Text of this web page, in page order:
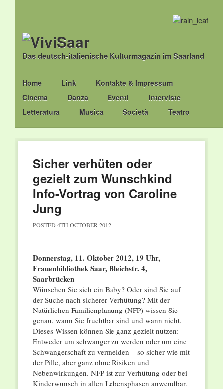
Das deutsch-italienische Kulturmagazin im Saarland
Main menu
Skip
to
content
Home Link
Kontakte & Impressum
Cinema
Danza Eventi
Interviste
Letteratura
Musica Società Teatro
Sicher verhüten oder
gezielt zum Wunschkind
Info-Vortrag von Caroline
Jung
POSTED 4TH OCTOBER 2012
Donnerstag, 11. Oktober 2012, 19 Uhr,
Frauenbibliothek Saar, Bleichstr. 4,
Saarbrücken
Wünschen Sie sich ein Baby? Oder sind Sie auf
der Suche nach sicherer Verhütung? Mit der
Natürlichen Familienplanung (NFP) wissen Sie
genau, wann Sie fruchtbar sind und wann nicht.
Dieses Wissen können Sie ganz gezielt nutzen:
Entweder um schwanger zu werden oder um eine
Schwangerschaft zu vermeiden – so sicher wie mit
der Pille, aber ganz ohne Risiken und
Nebenwirkungen. NFP ist zur Verhütung oder bei
Kinderwunsch in allen Lebensphasen anwendbar.